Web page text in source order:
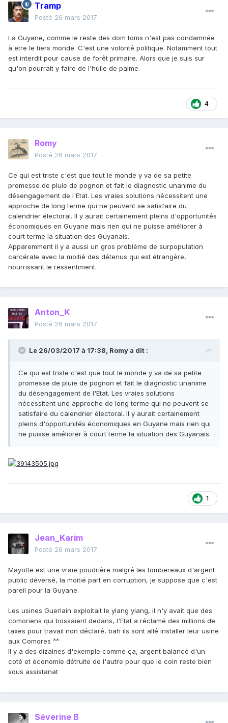
Tramp
Posté 26 mars 2017
La Guyane, comme le reste des dom toms n'est pas condamnée
à etre le tiers monde. C'est une volonté politique. Notamment tout
est interdit pour cause de forêt primaire. Alors que je suis sur
qu'on pourrait y faire de l'huile de palme.
4
Romy
Posté 26 mars 2017
Ce qui est triste c'est que tout le monde y va de sa petite
promesse de pluie de pognon et fait le diagnostic unanime du
désengagement de l'Etat. Les vraies solutions nécessitent une
approche de long terme qui ne peuvent se satisfaire du
calendrier électoral. Il y aurait certainement pleins d'opportunités
économiques en Guyane mais rien qui ne puisse améliorer à
court terme la situation des Guyanais.
Apparemment il y a aussi un gros problème de surpopulation
carcérale avec la moitié des détenus qui est étrangère,
nourrissant le ressentiment.
Anton_K
Posté 26 mars 2017
Le 26/03/2017 à 17:38, Romya dit :
Ce qui est triste c'est que tout le monde y va de sa petite
promesse de pluie de pognon et fait le diagnostic unanime
du désengagement de l'Etat. Les vraies solutions
nécessitent une approche de long terme qui ne peuvent se
satisfaire du calendrier électoral. Il y aurait certainement
pleins d'opportunités économiques en Guyane mais rien qui
ne puisse améliorer à court terme la situation des Guyanais.
1
Jean_Karim
Posté 26 mars 2017
Mayotte est une vraie poudrière malgré les tombereaux d'argent
public déversé, la moitié part en corruption, je suppose que c'est
pareil pour la Guyane.
Les usines Guerlain exploitait le ylang ylang, il n'y avait que des
comoriens qui bossaient dedans, l'Etat a réclamé des millions de
taxes pour travail non déclaré, bah ils sont allé installer leur usine
aux Comores ^^
Il y a des dizaines d'exemple comme ça, argent balancé d'un
coté et économie détruite de l'autre pour que le coin reste bien
sous assistanat
Séverine B